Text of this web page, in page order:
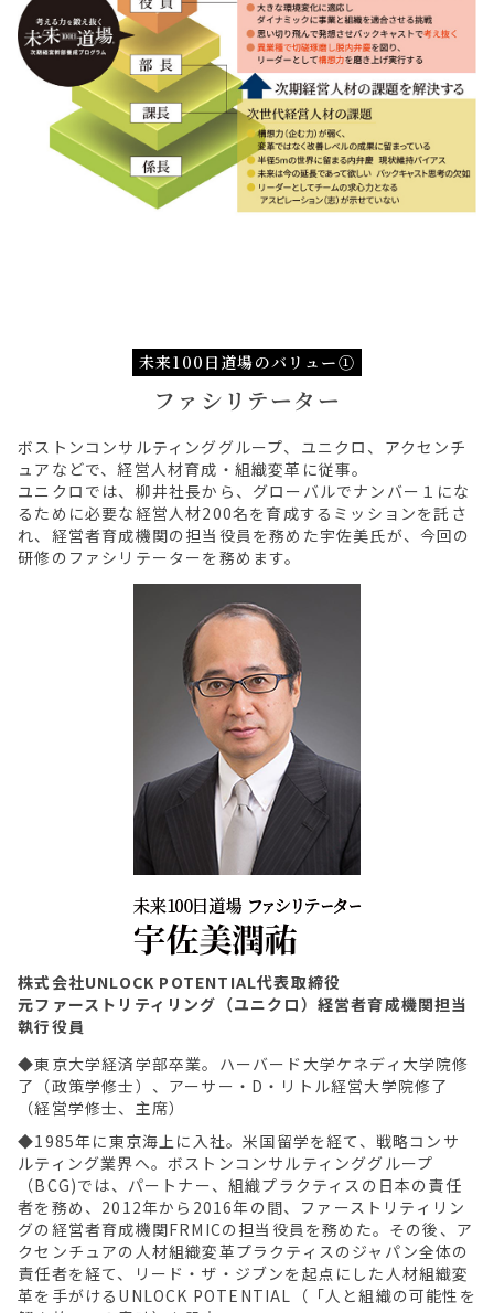
未来100日道場のバリュー①
ファシリテーター
ボストンコンサルティンググループ、ユニクロ、アクセンチ
ュアなどで、経営人材育成・組織変革に従事。
ユニクロでは、柳井社長から、グローバルでナンバー１にな
るために必要な経営人材200名を育成するミッションを託さ
れ、経営者育成機関の担当役員を務めた宇佐美氏が、今回の
研修のファシリテーターを務めます。
株式会社UNLOCK POTENTIAL代表取締役
元ファーストリティリング（ユニクロ）経営者育成機関担当
執行役員
◆東京大学経済学部卒業。ハーバード大学ケネディ大学院修
了（政策学修士）、アーサー・D・リトル経営大学院修了
（経営学修士、主席）
◆1985年に東京海上に入社。米国留学を経て、戦略コンサ
ルティング業界へ。ボストンコンサルティンググループ
（BCG)では、パートナー、組織プラクティスの日本の責任
者を務め、2012年から2016年の間、ファーストリティリン
グの経営者育成機関FRMICの担当役員を務めた。その後、ア
クセンチュアの人材組織変革プラクティスのジャパン全体の
責任者を経て、リード・ザ・ジブンを起点にした人材組織変
革を手がけるUNLOCK POTENTIAL（「人と組織の可能性を